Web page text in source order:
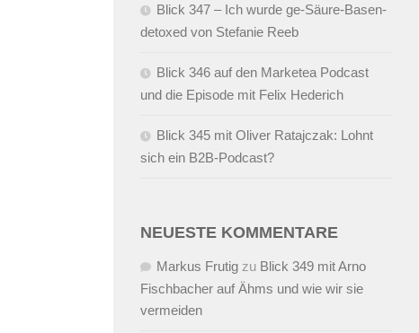
Blick 347 – Ich wurde ge-Säure-Basen-
detoxed von Stefanie Reeb
Blick 346 auf den Marketea Podcast
und die Episode mit Felix Hederich
Blick 345 mit Oliver Ratajczak: Lohnt
sich ein B2B-Podcast?
NEUESTE KOMMENTARE
Markus Frutig zu Blick 349 mit Arno
Fischbacher auf Ähms und wie wir sie
vermeiden